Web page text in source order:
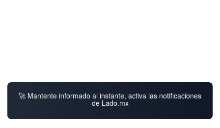
🚀 Mantente informado al instante, activa las notificaciones
de Lado.mx